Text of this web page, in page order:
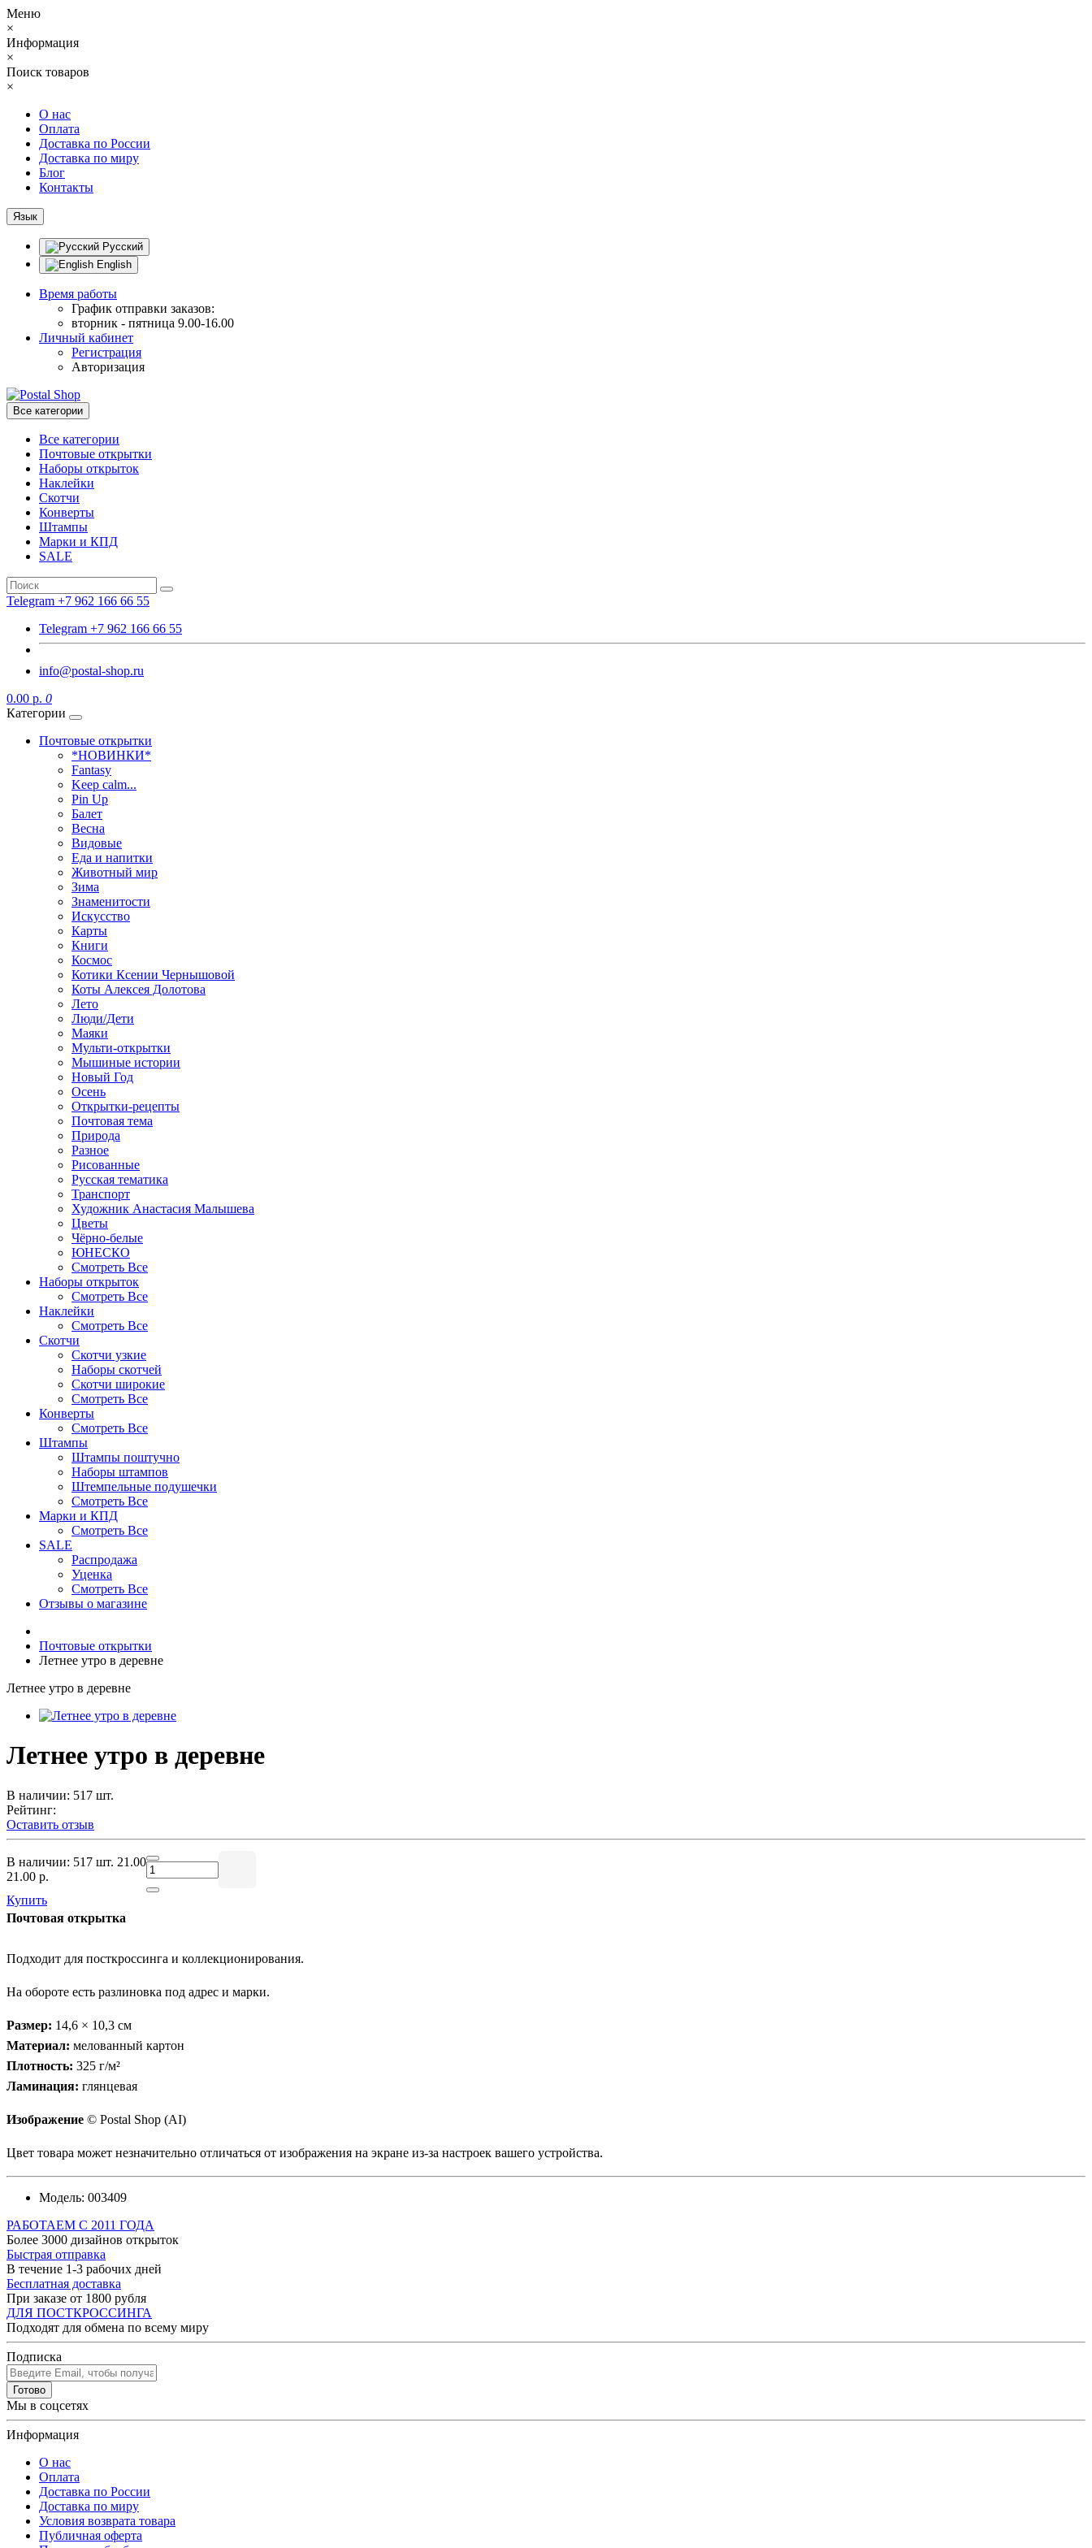
Меню
×
Информация
×
Поиск товаров
×
О нас
Оплата
Доставка по России
Доставка по миру
Блог
Контакты
Язык
Русский
English
Время работы
График отправки заказов:
вторник - пятница 9.00-16.00
Личный кабинет
Регистрация
Авторизация
Все категории
Все категории
Почтовые открытки
Наборы открыток
Наклейки
Скотчи
Конверты
Штампы
Марки и КПД
SALE
Telegram +7 962 166 66 55
Telegram +7 962 166 66 55
info@postal-shop.ru
0.00 р. 0
Категории
Почтовые открытки
*НОВИНКИ*
Fantasy
Keep calm...
Pin Up
Балет
Весна
Видовые
Еда и напитки
Животный мир
Зима
Знаменитости
Искусство
Карты
Книги
Космос
Котики Ксении Чернышовой
Коты Алексея Долотова
Лето
Люди/Дети
Маяки
Мульти-открытки
Мышиные истории
Новый Год
Осень
Открытки-рецепты
Почтовая тема
Природа
Разное
Рисованные
Русская тематика
Транспорт
Художник Анастасия Малышева
Цветы
Чёрно-белые
ЮНЕСКО
Смотреть Все
Наборы открыток
Смотреть Все
Наклейки
Смотреть Все
Скотчи
Скотчи узкие
Наборы скотчей
Скотчи широкие
Смотреть Все
Конверты
Смотреть Все
Штампы
Штампы поштучно
Наборы штампов
Штемпельные подушечки
Смотреть Все
Марки и КПД
Смотреть Все
SALE
Распродажа
Уценка
Смотреть Все
Отзывы о магазине
Почтовые открытки
Летнее утро в деревне
Летнее утро в деревне
Летнее утро в деревне
В наличии: 517 шт.
Рейтинг:
Оставить отзыв
В наличии: 517 шт. 21.00
21.00 р.
Купить
Почтовая открытка
Подходит для посткроссинга и коллекционирования.
На обороте есть разлиновка под адрес и марки.
Размер: 14,6 × 10,3 см
Материал: мелованный картон
Плотность: 325 г/м²
Ламинация: глянцевая
Изображение © Postal Shop (AI)
Цвет товара может незначительно отличаться от изображения на экране из-за настроек вашего устройства.
Модель: 003409
РАБОТАЕМ С 2011 ГОДА
Более 3000 дизайнов открыток
Быстрая отправка
В течение 1-3 рабочих дней
Бесплатная доставка
При заказе от 1800 рубля
ДЛЯ ПОСТКРОССИНГА
Подходят для обмена по всему миру
Подписка
Готово
Мы в соцсетях
Информация
О нас
Оплата
Доставка по России
Доставка по миру
Условия возврата товара
Публичная оферта